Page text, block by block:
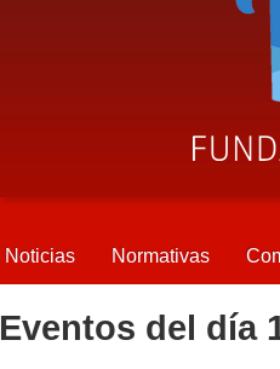
Noticias Normativas
Eventos del día